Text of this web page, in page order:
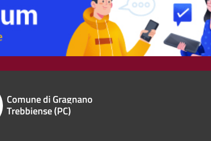
Comune di Gragnano
Trebbiense (PC)